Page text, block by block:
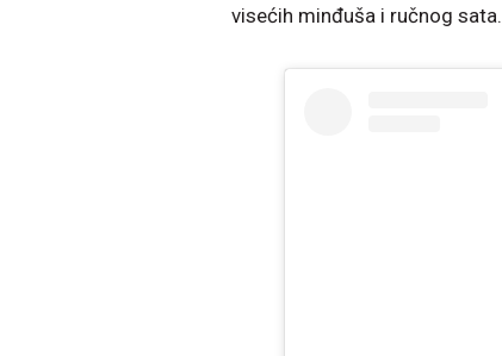
visećih minđuša i ručnog sata.